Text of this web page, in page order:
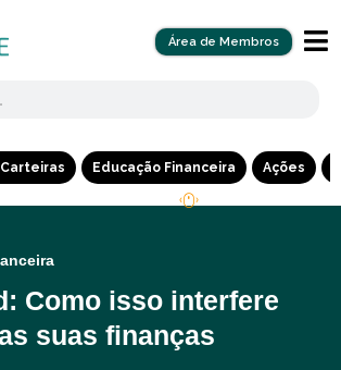
Área de Membros
Educação Financeira Ações
Como isso interfere
suas finanças